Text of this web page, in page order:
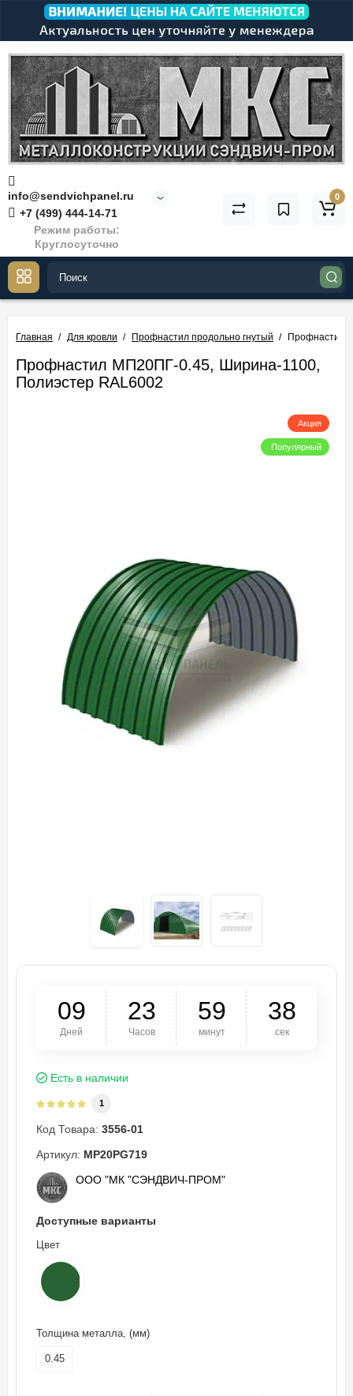
info@sendvichpanel.ru
+7 (499) 444-14-71
Режим работы:
Круглосуточно
0
Главная Для кровли Профнастил продольно гнутый Профнастил
Профнастил МП20ПГ-0.45, Ширина-1100,
Полиэстер RAL6002
Акция
Популярный
09
Дней
23
Часов
59
минут
38
сек
Есть в наличии
1
Код Товара: 3556-01
Артикул: MP20PG719
ООО "МК "СЭНДВИЧ-ПРОМ"
Доступные варианты
Цвет
Толщина металла, (мм)
0.45